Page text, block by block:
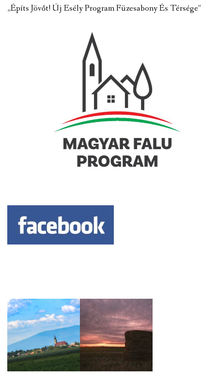
„Építs Jövőt! Új Esély Program Füzesabony És Térsége”